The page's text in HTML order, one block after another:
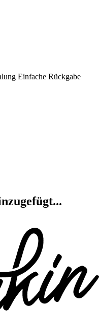
Einfache Rückgabe